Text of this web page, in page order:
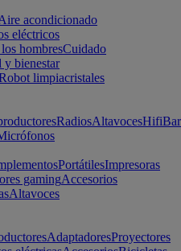
acondicionado
eléctricos
hombresCuidado
y bienestar
limpiacristales
RadiosAltavocesHifi
PortátilesImpresoras
gamingAccesorios
Altavoces
AdaptadoresProyectores